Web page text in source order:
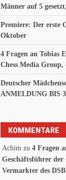
Männer auf 5
Premiere: Der erste
Oktober
4 Fragen an Tobias
Chess Media
Deutscher
ANMELDUNG BIS
KOMMENTARE
Achim zu4 Fragen
Geschäftsführer der
Vermarkter des DSB